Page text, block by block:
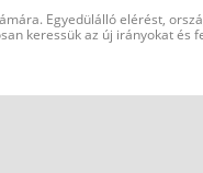
Egyedülálló elérést,
keressük az új irányokat és